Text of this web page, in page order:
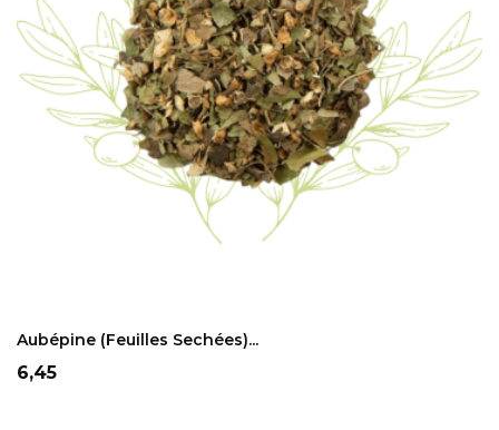
Aubépine (feuilles Sechées)...
Prix
6,45